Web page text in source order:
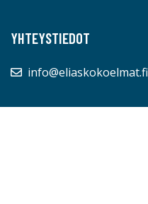
YHTEYSTIEDOT
info@eliaskokoelmat.fi